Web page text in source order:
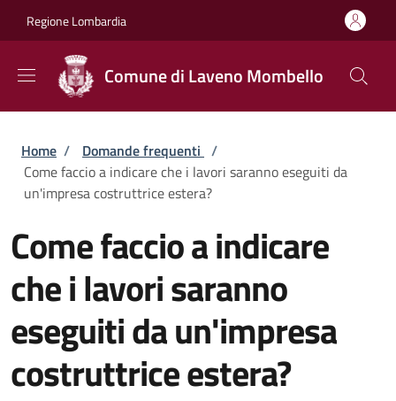
Regione Lombardia
Comune di Laveno Mombello
Briciole di pane
Home / Domande frequenti /
Come faccio a indicare che i lavori saranno eseguiti da
un'impresa costruttrice estera?
Come faccio a indicare
che i lavori saranno
eseguiti da un'impresa
costruttrice estera?